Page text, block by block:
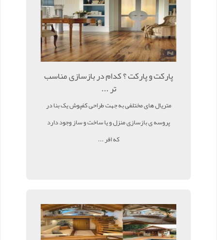
پارکت و پارکت ؟ کدام در بازسازی مناسب
تر ...
متریال های مختلفی به جهت طراحی کفپوش یک بنا در
پروسه ی بازسازی منزل و یا ساخت و ساز وجود دارد
که افر ...